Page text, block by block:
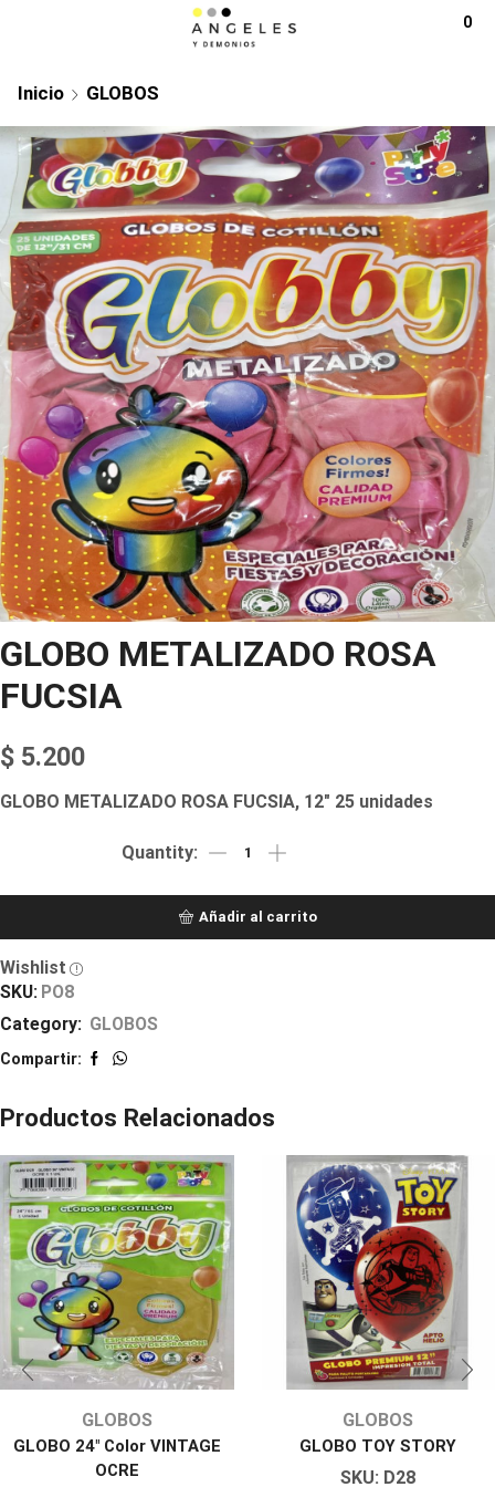
0
Inicio GLOBOS
GLOBO METALIZADO ROSA
FUCSIA
$ 5.200
GLOBO METALIZADO ROSA FUCSIA, 12″ 25 unidades
Añadir al carrito
Wishlist
SKU: PO8
Category: GLOBOS
Compartir:
Productos Relacionados
GLOBOS
GLOBO 24″ Color VINTAGE
OCRE
GLOBOS
GLOBO TOY STORY
SKU: D28